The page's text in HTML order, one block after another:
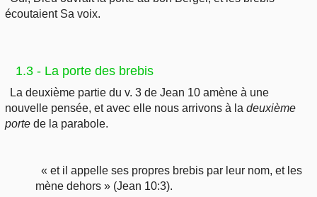
écoutaient Sa voix.
1.3 - La porte des brebis
La deuxième partie du v. 3 de Jean 10 amène à une
nouvelle pensée, et avec elle nous arrivons à la deuxième
porte de la parabole.
« et il appelle ses propres brebis par leur nom, et les
mène dehors » (Jean 10:3).